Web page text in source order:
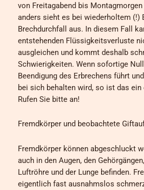
von Freitagabend bis Montagmorgen
anders sieht es bei wiederholtem (!)
Brechdurchfall aus. In diesem Fall
entstehenden Flüssigkeitsverluste
ausgleichen und kommt deshalb
Schwierigkeiten. Wenn sofortige
Beendigung des Erbrechens führt
bei sich behalten wird, so ist das
Rufen Sie bitte an!
Fremdkörper und beobachtete
Fremdkörper können abgeschluckt
auch in den Augen, den
Luftröhre und der Lunge befinden.
eigentlich fast ausnahmslos